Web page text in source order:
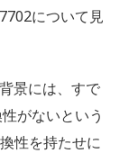
について見
景には、すで
がないという
性を持たせに